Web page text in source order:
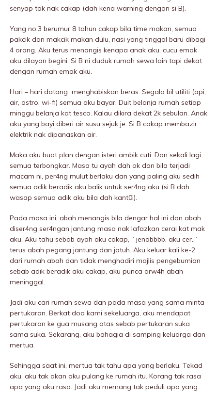
senyap tak nak cakap (dah kena warning dengan si B).
Yang no.3 berumur 8 tahun cakap bila time makan, semua
pakcik dan makcik makan dulu, nasi yang tinggal baru dibagi
4 orang. Aku terus menangis kenapa anak aku, cucu emak
aku dilayan begini. Si B ni duduk rumah sewa lain tapi dekat
dengan rumah emak aku.
Hari – hari datang menghabiskan beras. Segala bil utiliti (api,
air, astro, wi-fi) semua aku bayar. Duit belanja rumah setiap
minggu belanja kat tesco. Kalau dikira dekat 2k sebulan. Anak
aku yang bayi diberi air susu sejuk je. Si B cakap membazir
elektrik nak dipanaskan air.
Maka aku buat plan dengan isteri ambik cuti. Dan sekali lagi
semua terbongkar. Masa tu ayah dah ok dan bila terjadi
macam ni, per4ng mulut berlaku dan yang paling aku sedih
semua adik beradik aku balik untuk ser4ng aku (si B dah
wasap semua adik aku bila dah kant0i).
Pada masa ini, abah menangis bila dengar hal ini dan abah
diser4ng ser4ngan jantung masa nak lafazkan cerai kat mak
aku. Aku tahu sebab ayah aku cakap, ” jenabbbb, aku cer..”
terus abah pegang jantung dan jatuh. Aku keluar kali ke-2
dari rumah abah dan tidak menghadiri majlis pengebumian
sebab adik beradik aku cakap, aku punca arw4h abah
meninggaI.
Jadi aku cari rumah sewa dan pada masa yang sama minta
pertukaran. Berkat doa kami sekeluarga, aku mendapat
pertukaran ke gua musang atas sebab pertukaran suka
sama suka. Sekarang, aku bahagia di samping keluarga dan
mertua.
Sehingga saat ini, mertua tak tahu apa yang berlaku. Tekad
aku, aku tak akan aku pulang ke rumah itu. Korang tak rasa
apa yang aku rasa. Jadi aku memang tak peduli apa yang